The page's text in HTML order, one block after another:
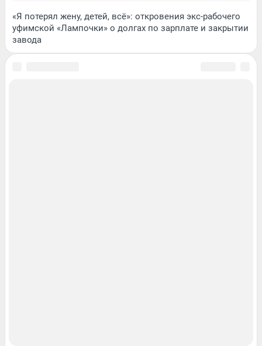
«Я потерял жену, детей, всё»: откровения экс-рабочего
уфимской «Лампочки» о долгах по зарплате и закрытии
завода